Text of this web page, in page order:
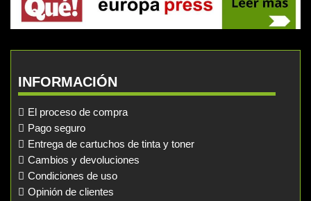
INFORMACIÓN
El proceso de compra
Pago seguro
Entrega de cartuchos de tinta y toner
Cambios y devoluciones
Condiciones de uso
Opinión de clientes